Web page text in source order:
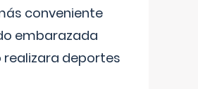
conveniente
embarazada
realizara deportes